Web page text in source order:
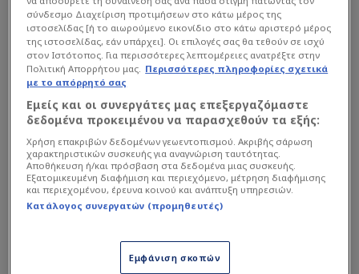
αναλάβει τον πάγκο των Βυσσινί. Ο
Ουρουγουανός τεχνικός βρίσκεται αυτή τη
στιγμή στον πάγκο του Ατρομήτου και
αναμένεται να αποχωρήσει το καλοκαίρι από
την ομάδα των Δυτικών προαστίων, καθώς το
συμβόλαιο του εκπνέει.
Διαβάστε επίσης...
Ψάχνεται για ΠΑΟΚ ο
Πάμπλο Γκαρσία - Χαλάει
Αγγλία!
σύνδεσμο Διαχείριση προτιμήσεων στο κάτω μέρος της
ιστοσελίδας [ή το αιωρούμενο εικονίδιο στο κάτω αριστερό μέρος
της ιστοσελίδας, εάν υπάρχει]. Οι επιλογές σας θα τεθούν σε ισχύ
στον Ιστότοπος. Για περισσότερες λεπτομέρειες ανατρέξτε στην
Πολιτική Απορρήτου μας. Περισσότερες πληροφορίες σχετικά
με το απόρρητό σας
Εμείς και οι συνεργάτες μας επεξεργαζόμαστε
δεδομένα προκειμένου να παρασχεθούν τα εξής:
Χρήση επακριβών δεδομένων γεωεντοπισμού. Ακριβής σάρωση
χαρακτηριστικών συσκευής για αναγνώριση ταυτότητας.
Αποθήκευση ή/και πρόσβαση στα δεδομένα μιας συσκευής.
Εξατομικευμένη διαφήμιση και περιεχόμενο, μέτρηση διαφήμισης
και περιεχομένου, έρευνα κοινού και ανάπτυξη υπηρεσιών.
Κατάλογος συνεργατών (προμηθευτές)
Εμφάνιση σκοπών